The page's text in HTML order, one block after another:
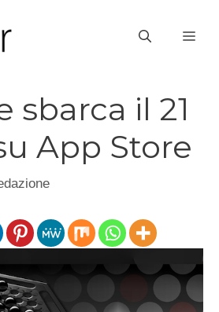
sbarca il 21
App Store